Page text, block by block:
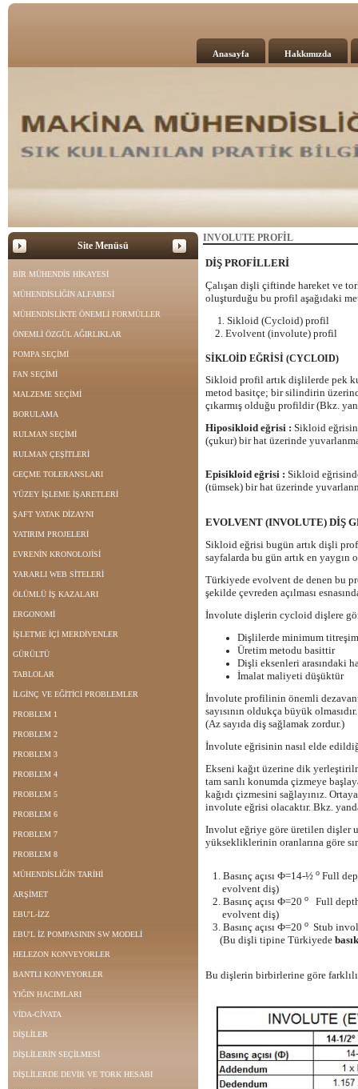
Anasayfa Hakkımızda
Site Menüsü
BİR MÜHENDİS HİKAYESİ
MÜHENDİSLİĞİN ALFABESİ
MÜHENDİSLİKTE ÖNEMLİ FORMÜLLER
ÖNEMLİ ÖZGÜL AĞIRLIKLAR
POMPA SEÇİMİ
FAN SEÇİMİ
MALZEME SEÇİMİ
BORULAMA
RULMAN SEÇİMİ
RULMAN ÇEŞİTLERİ
GEÇME TOLERANSLARI
YÜZEY İŞLEME İŞARETLERİ
ŞAFT YATAK DİZAYNI
YATIRIM PROJELERİ
EVRENİN KRONOLOJİSİ
YARARLI WEB SİTELERİ
ÖLÜMLÜ İŞ KAZALARI
ERGONOMİ
İŞLETME İÇİ MERDİVENLER
GÜRÜLTÜ
TABLOLAR
İLGİNÇ VE EĞİTİCİ PROBLEMLER
PROBLEM 1
PROBLEM 2
PROBLEM 3
PROBLEM 4
PROBLEM 5
PROBLEM 6
PROBLEM 7
PROBLEM 8
MÜHENDİSLİĞİN TARİHİ
ARŞİMET
EBU'L-İZZ
EBU'L İZ POMPASININ SW MODELİ
HELEZON KONVEYORLER
BANTLI KONVEYORLER
YIĞIN HACIMLARI
VİDA-CİVATA
DİŞLİLER
DİŞLİLERİN SEÇİLMESİ
DİŞLİLERDE DEVİR VE TORK HESABI
INVOLUTE PROFİL
DİŞ PROFİLLERİ
Çalışan dişli çiftinde hareket ve
oluşturduğu bu profil aşağıdaki
1. Sikloid (Cycloid) profil
2. Evolvent (involute) profil
SİKLOİD EĞRİSİ (CYCLOID)
Sikloid profil artık dişlilerde pek
metod basitçe; bir silindirin
çıkarmış olduğu profildir (Bkz.
Hiposikloid eğrisi : Sikloid
(çukur) bir hat üzerinde
Episikloid eğrisi : Sikloid
(tümsek) bir hat üzerinde
EVOLVENT (INVOLUTE) DİŞ
Sikloid eğrisi bugün artık dişli
sayfalarda bu gün artık en
Türkiyede evolvent de denen bu
şekilde çevreden açılması
İnvolute dişlerin cycloid dişlere
Dişlilerde minimum
Üretim metodu basittir
Dişli eksenleri arasındaki
İmalat maliyeti düşüktür
İnvolute profilinin önemli
sayısının oldukça büyük
(Az sayıda diş sağlamak zordur.)
İnvolute eğrisinin nasıl elde
Ekseni kağıt üzerine dik
tam sarılı konumda çizmeye
kağıdı çizmesini sağlayınız.
involute eğrisi olacaktır. Bkz.
Involut eğriye göre üretilen dişler
yüksekliklerinin oranlarına göre
1. Basınç açısı Ф=14-½ o Full
evolvent diş)
2. Basınç açısı Ф=20 o Full
evolvent diş)
3. Basınç açısı Ф=20 o Stub
(Bu dişli tipine Türkiyede
Bu dişlerin birbirlerine göre